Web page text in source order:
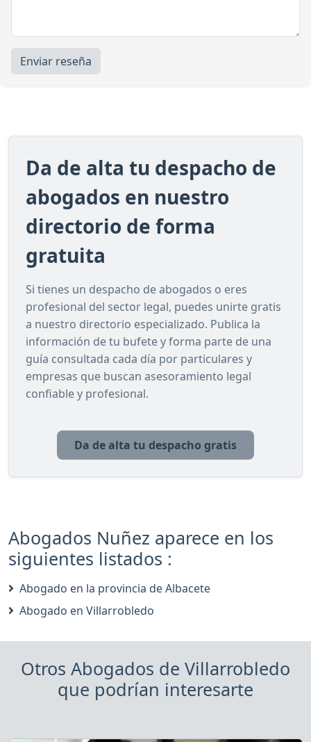
Enviar reseña
Da de alta tu despacho de
abogados en nuestro
directorio de forma
gratuita
Si tienes un despacho de abogados o eres
profesional del sector legal, puedes unirte gratis
a nuestro directorio especializado. Publica la
información de tu bufete y forma parte de una
guía consultada cada día por particulares y
empresas que buscan asesoramiento legal
confiable y profesional.
Da de alta tu despacho gratis
Abogados Nuñez aparece en los
siguientes listados :
Abogado en la provincia de Albacete
Abogado en Villarrobledo
Otros Abogados de Villarrobledo
que podrían interesarte